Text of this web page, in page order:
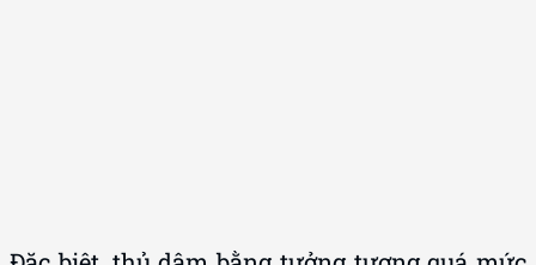
còn tệ hơn vì nó tạo ra khoảng cách giữa thực